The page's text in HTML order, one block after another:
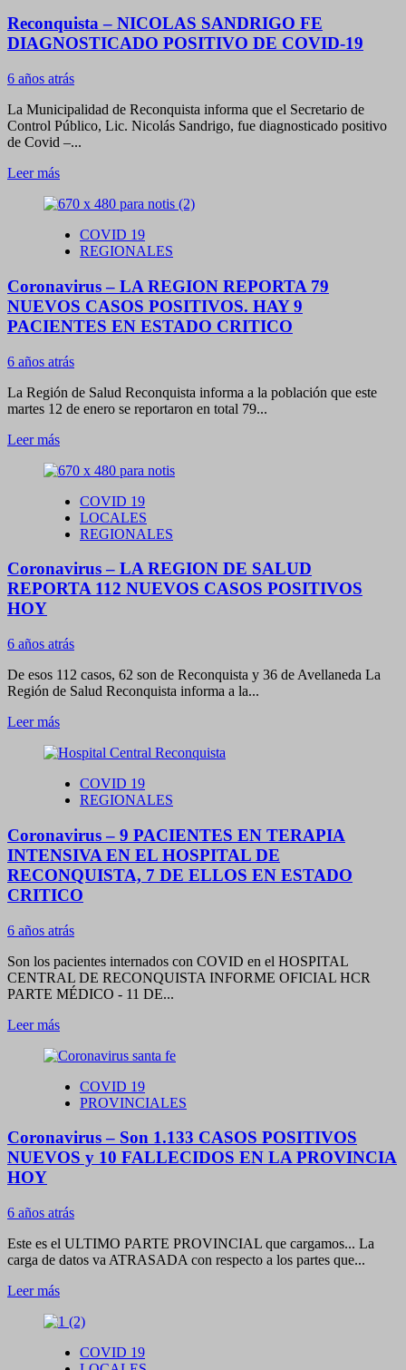
POSITIVOS
NO
HOY
FUERON
80
Reconquista – NICOLAS SANDRIGO FE
DIAGNOSTICADO POSITIVO DE COVID-19
6 años atrás
La Municipalidad de Reconquista informa que el Secretario de
Control Público, Lic. Nicolás Sandrigo, fue diagnosticado positivo
de Covid –...
Leer másLeer
sobre
–
NICOLAS
FE
DIAGNOSTICADO
POSITIVO
DE
19
COVID 19
REGIONALES
Coronavirus – LA REGION REPORTA 79
NUEVOS CASOS POSITIVOS. HAY 9
PACIENTES EN ESTADO CRITICO
6 años atrás
La Región de Salud Reconquista informa a la población que este
martes 12 de enero se reportaron en total 79...
Leer másLeer
sobre
–
LA
REGION
79
NUEVOS
HAY
9
PACIENTES
EN
ESTADO
COVID 19
LOCALES
REGIONALES
Coronavirus – LA REGION DE SALUD
REPORTA 112 NUEVOS CASOS POSITIVOS
HOY
6 años atrás
De esos 112 casos, 62 son de Reconquista y 36 de Avellaneda La
Región de Salud Reconquista informa a la...
Leer másLeer
sobre
–
LA
DE
SALUD
REPORTA
112
NUEVOS
POSITIVOS
COVID 19
REGIONALES
Coronavirus – 9 PACIENTES EN TERAPIA
INTENSIVA EN EL HOSPITAL DE
RECONQUISTA, 7 DE ELLOS EN ESTADO
CRITICO
6 años atrás
Son los pacientes internados con COVID en el HOSPITAL
CENTRAL DE RECONQUISTA INFORME OFICIAL HCR
PARTE MÉDICO - 11 DE...
Leer másLeer
sobre
–
9
EN
TERAPIA
INTENSIVA
EL
HOSPITAL
DE
RECONQUISTA,
7
ELLOS
EN
ESTADO
CRITICO
COVID 19
PROVINCIALES
Coronavirus – Son 1.133 CASOS POSITIVOS
NUEVOS y 10 FALLECIDOS EN LA PROVINCIA
HOY
6 años atrás
Este es el ULTIMO PARTE PROVINCIAL que cargamos... La
carga de datos va ATRASADA con respecto a los partes que...
Leer másLeer
sobre
–
COVID 19